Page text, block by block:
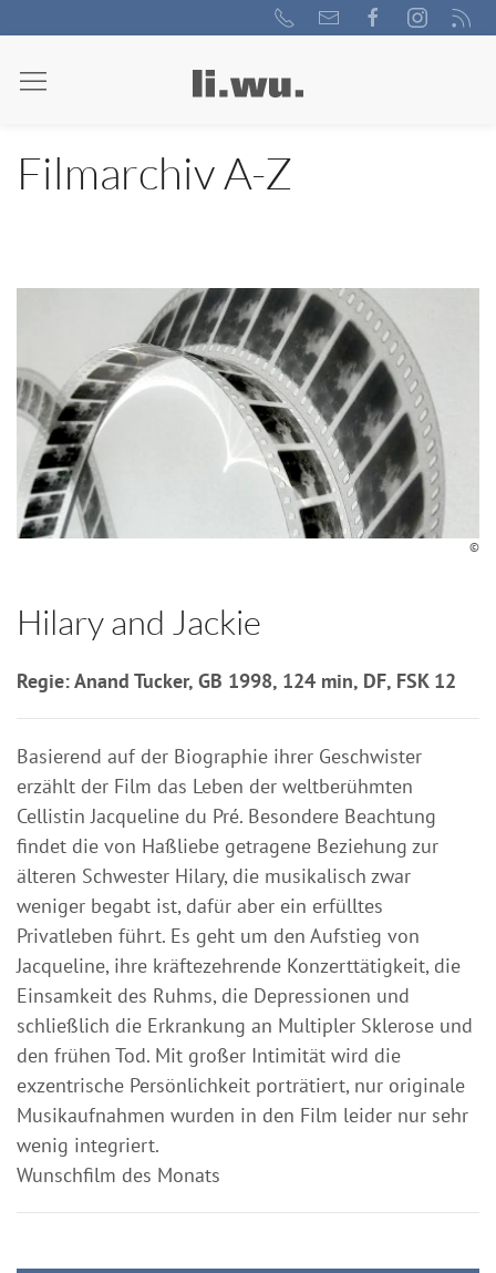
Filmarchiv A-Z
©
Hilary and Jackie
Regie: Anand Tucker, GB 1998, 124 min, DF, FSK 12
Basierend auf der Biographie ihrer Geschwister
erzählt der Film das Leben der weltberühmten
Cellistin Jacqueline du Pré. Besondere Beachtung
findet die von Haßliebe getragene Beziehung zur
älteren Schwester Hilary, die musikalisch zwar
weniger begabt ist, dafür aber ein erfülltes
Privatleben führt. Es geht um den Aufstieg von
Jacqueline, ihre kräftezehrende Konzerttätigkeit, die
Einsamkeit des Ruhms, die Depressionen und
schließlich die Erkrankung an Multipler Sklerose und
den frühen Tod. Mit großer Intimität wird die
exzentrische Persönlichkeit porträtiert, nur originale
Musikaufnahmen wurden in den Film leider nur sehr
wenig integriert.
Wunschfilm des Monats